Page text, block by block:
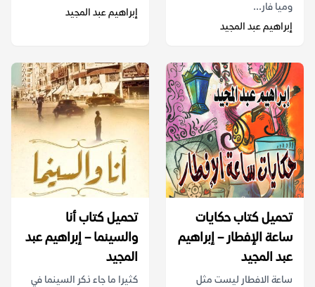
وميا فار...
إبراهيم عبد المجيد
إبراهيم عبد المجيد
تحميل كتاب حكايات
ساعة الإفطار – إبراهيم
عبد المجيد
ساعة الافطار ليست مثل
تحميل كتاب أنا
والسينما – إبراهيم عبد
المجيد
كثيرا ما جاء ذكر السينما في